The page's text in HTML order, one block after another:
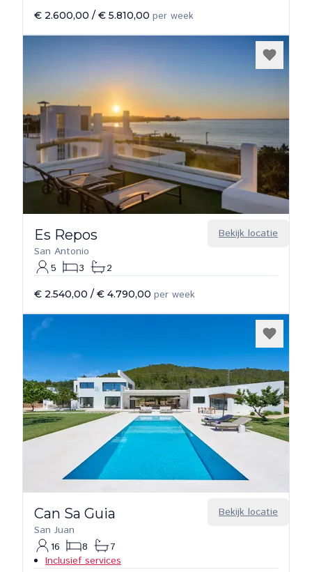
€ 2.600,00 / € 5.810,00 per week
Bekijk locatie
Es Repos
San Antonio
5
3 2
€ 2.540,00 / € 4.790,00 per week
Bekijk locatie
Can Sa Guia
San Juan
16
8
7
Inclusief services